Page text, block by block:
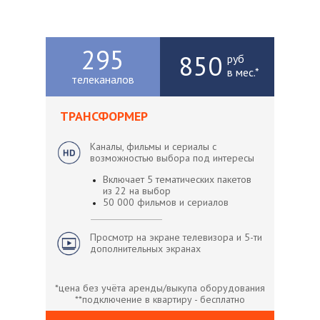
телеканалов
295
*цена без учёта аренды/выкупа оборудования
**подключение в квартиру - бесплатно
850
ТРАНСФОРМЕР
руб
в мес.*
Каналы, фильмы и сериалы с
возможностью выбора под интересы
Включает 5 тематических пакетов
из 22 на выбор
50 000 фильмов и сериалов
Просмотр на экране телевизора и 5-ти
дополнительных экранах